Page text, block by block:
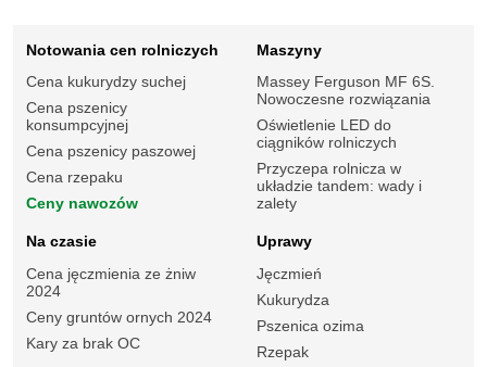
Notowania cen rolniczych
Cena kukurydzy suchej
Cena pszenicy
konsumpcyjnej
Cena pszenicy paszowej
Cena rzepaku
Ceny nawozów
Maszyny
Massey Ferguson MF 6S.
Nowoczesne rozwiązania
Oświetlenie LED do
ciągników rolniczych
Przyczepa rolnicza w
układzie tandem: wady i
zalety
Na czasie
Cena jęczmienia ze żniw
2024
Ceny gruntów ornych 2024
Kary za brak OC
Uprawy
Jęczmień
Kukurydza
Pszenica ozima
Rzepak